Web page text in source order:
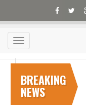
main
content
Toggle
navigation
BREAKING
NEWS